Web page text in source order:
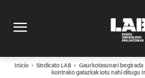
Inicio Sindicato LAB Gaurkotasunari begirada
kontrako gatazkak lotu nahi ditugu